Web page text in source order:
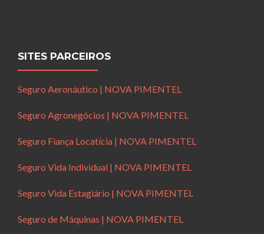
SITES PARCEIROS
Seguro Aeronáutico | NOVA PIMENTEL
Seguro Agronegócios | NOVA PIMENTEL
Seguro Fiança Locatícia | NOVA PIMENTEL
Seguro Vida Individual | NOVA PIMENTEL
Seguro Vida Estagiário | NOVA PIMENTEL
Seguro de Máquinas | NOVA PIMENTEL